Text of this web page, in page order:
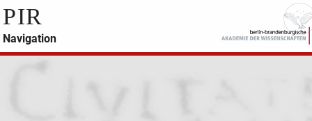
PIR
Navigation